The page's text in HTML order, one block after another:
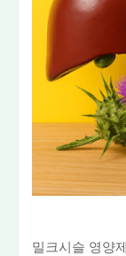
밀크시슬 영양